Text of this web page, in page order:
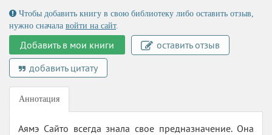
Чтобы добавить книгу в свою библиотеку либо оставить отзыв,
нужно сначала войти на сайт.
Добавить в мои книги
оставить отзыв
добавить цитату
Аннотация
Аямэ Сайто всегда знала свое предназначение. Она